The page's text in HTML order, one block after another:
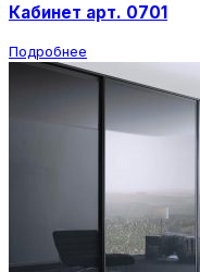
Кабинет арт. 0701
Подробнее